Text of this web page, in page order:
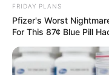
FRIDAY PLANS
Pfizer's Worst
For This 87¢ Blue Pill